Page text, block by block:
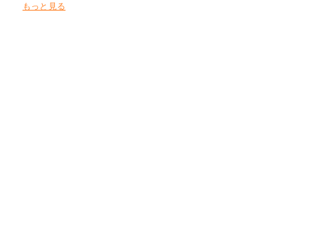
テリア小物など、さまざまなコントラクトユースに対応いたします。
もっと見る